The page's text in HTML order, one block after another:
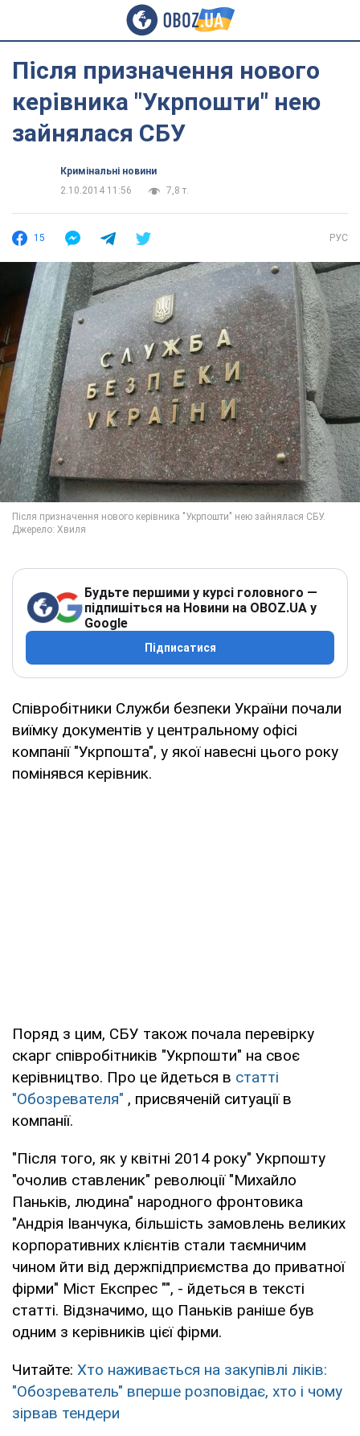
Після призначення нового
керівника "Укрпошти" нею
зайнялася СБУ
Кримінальні новини
2.10.2014 11:56
7,8 т.
15 РУС
Будьте першими у курсі головного —
підпишіться на Новини на OBOZ.UA у
Google
Підписатися
Співробітники Служби безпеки України почали
виїмку документів у центральному офісі
компанії "Укрпошта", у якої навесні цього року
помінявся керівник.
Поряд з цим, СБУ також почала перевірку
скарг співробітників "Укрпошти" на своє
керівництво. Про це йдеться в статті
"Обозревателя" , присвяченій ситуації в
компанії.
"Після того, як у квітні 2014 року" Укрпошту
"очолив ставленик" революції "Михайло
Паньків, людина" народного фронтовика
"Андрія Іванчука, більшість замовлень великих
корпоративних клієнтів стали таємничим
чином йти від держпідприємства до приватної
фірми" Міст Експрес "", - йдеться в тексті
статті. Відзначимо, що Паньків раніше був
одним з керівників цієї фірми.
Читайте: Хто наживається на закупівлі ліків:
"Обозреватель" вперше розповідає, хто і чому
зірвав тендери